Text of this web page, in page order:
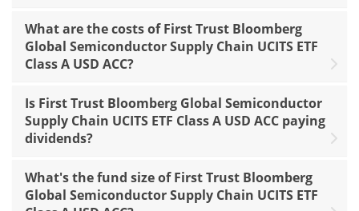
What are the costs of First Trust Bloomberg
Global Semiconductor Supply Chain UCITS ETF
Class A USD ACC?
Is First Trust Bloomberg Global Semiconductor
Supply Chain UCITS ETF Class A USD ACC paying
dividends?
What's the fund size of First Trust Bloomberg
Global Semiconductor Supply Chain UCITS ETF